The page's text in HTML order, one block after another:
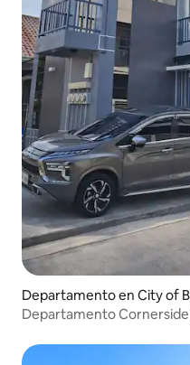
Departamento en City of
Departamento Cornerside